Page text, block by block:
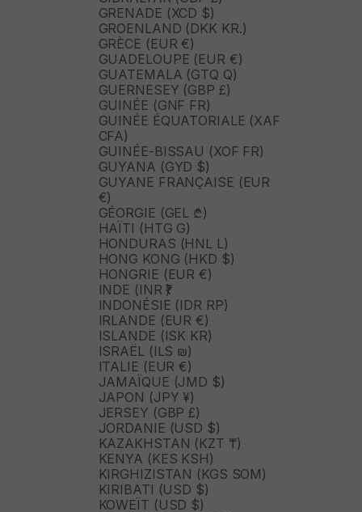
GRENADE (XCD $)
GROENLAND (DKK KR.)
GRÈCE (EUR €)
GUADELOUPE (EUR €)
GUATEMALA (GTQ Q)
GUERNESEY (GBP £)
GUINÉE (GNF FR)
GUINÉE ÉQUATORIALE (XAF
CFA)
GUINÉE-BISSAU (XOF FR)
GUYANA (GYD $)
GUYANE FRANÇAISE (EUR
€)
GÉORGIE (GEL ₾)
HAÏTI (HTG G)
HONDURAS (HNL L)
HONG KONG (HKD $)
HONGRIE (EUR €)
INDE (INR ₹)
INDONÉSIE (IDR RP)
IRLANDE (EUR €)
ISLANDE (ISK KR)
ISRAËL (ILS ₪)
ITALIE (EUR €)
JAMAÏQUE (JMD $)
JAPON (JPY ¥)
JERSEY (GBP £)
JORDANIE (USD $)
KAZAKHSTAN (KZT ₸)
KENYA (KES KSH)
KIRGHIZISTAN (KGS SOM)
KIRIBATI (USD $)
KOWEÏT (USD $)